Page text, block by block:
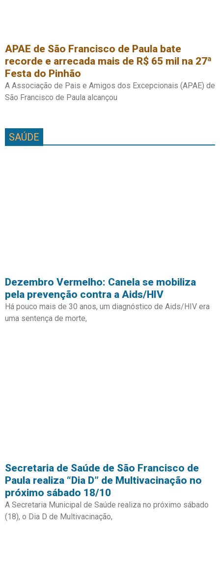
APAE de São Francisco de Paula bate
recorde e arrecada mais de R$ 65 mil na 27ª
Festa do Pinhão
A Associação de Pais e Amigos dos Excepcionais (APAE) de
São Francisco de Paula alcançou
SAÚDE
Dezembro Vermelho: Canela se mobiliza
pela prevenção contra a Aids/HIV
Há pouco mais de 30 anos, um diagnóstico de Aids/HIV era
uma sentença de morte,
Secretaria de Saúde de São Francisco de
Paula realiza “Dia D” de Multivacinação no
próximo sábado 18/10
A Secretaria Municipal de Saúde realiza no próximo sábado
(18), o Dia D de Multivacinação,